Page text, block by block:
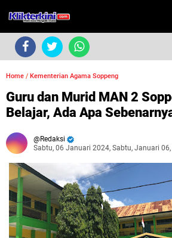
Home / Kementerian Agama Soppeng
Guru dan Murid MAN 2
Belajar, Ada Apa
Redaksi
Sabtu, 06 Januari 2024, Sabtu, Januari